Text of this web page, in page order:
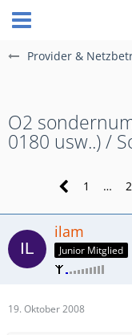
Provider &
O2
0180 usw..) /
1 …
ilam
Junior Mitglied
19. Oktober 2008